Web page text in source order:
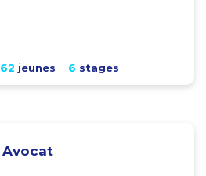
jeunes 6 stages
Avocat